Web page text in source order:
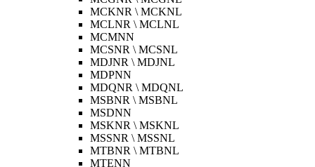
MCKNR \ MCKNL
MCLNR \ MCLNL
MCMNN
MCSNR \ MCSNL
MDJNR \ MDJNL
MDPNN
MDQNR \ MDQNL
MSBNR \ MSBNL
MSDNN
MSKNR \ MSKNL
MSSNR \ MSSNL
MTBNR \ MTBNL
MTENN